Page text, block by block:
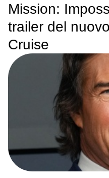
Mission:
trailer del
Cruise